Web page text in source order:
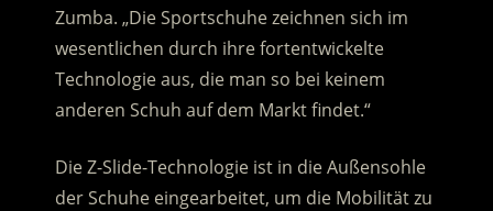
Zumba. „Die Sportschuhe zeichnen sich im
wesentlichen durch ihre fortentwickelte
Technologie aus, die man so bei keinem
anderen Schuh auf dem Markt findet.“
Die Z-Slide-Technologie ist in die Außensohle
der Schuhe eingearbeitet, um die Mobilität zu